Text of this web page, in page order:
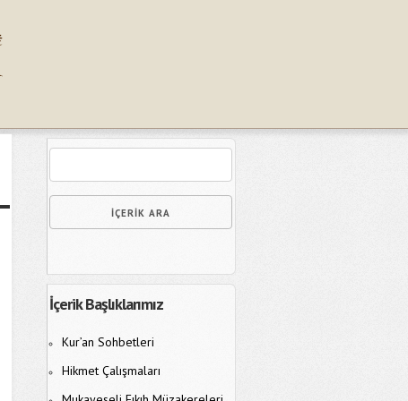
İçerik Başlıklarımız
Kur’an Sohbetleri
Hikmet Çalışmaları